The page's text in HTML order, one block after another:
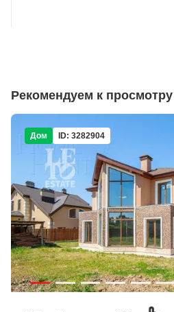
Рекомендуем к просмотру
Дом ID: 3282904